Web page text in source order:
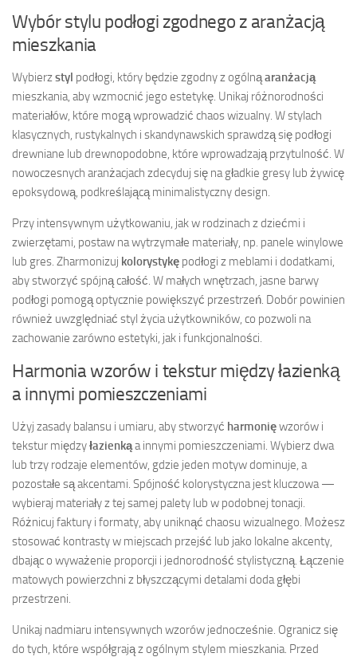
Wybór stylu podłogi zgodnego z aranżacją
mieszkania
Wybierzstyl podłogi, który będzie zgodny z ogólnąaranżacją
mieszkania, aby wzmocnić jego estetykę. Unikaj różnorodności
materiałów, które mogą wprowadzić chaos wizualny. W stylach
klasycznych, rustykalnych i skandynawskich sprawdzą się podłogi
drewniane lub drewnopodobne, które wprowadzają przytulność. W
nowoczesnych aranżacjach zdecyduj się na gładkie gresy lub żywicę
epoksydową, podkreślającą minimalistyczny design.
Przy intensywnym użytkowaniu, jak w rodzinach z dziećmi i
zwierzętami, postaw na wytrzymałe materiały, np. panele winylowe
lub gres. Zharmonizuj kolorystykę podłogi z meblami i dodatkami,
aby stworzyć spójną całość. W małych wnętrzach, jasne barwy
podłogi pomogą optycznie powiększyć przestrzeń. Dobór powinien
również uwzględniać styl życia użytkowników, co pozwoli na
zachowanie zarówno estetyki, jak i funkcjonalności.
Harmonia wzorów i tekstur między łazienką
a innymi pomieszczeniami
Użyj zasady balansu i umiaru, aby stworzyć harmonięwzorów i
tekstur międzyłazienkąa innymi pomieszczeniami. Wybierz dwa
lub trzy rodzaje elementów, gdzie jeden motyw dominuje, a
pozostałe są akcentami. Spójność kolorystyczna jest kluczowa —
wybieraj materiały z tej samej palety lub w podobnej tonacji.
Różnicuj faktury i formaty, aby uniknąć chaosu wizualnego. Możesz
stosować kontrasty w miejscach przejść lub jako lokalne akcenty,
dbając o wyważenie proporcji i jednorodność stylistyczną. Łączenie
matowych powierzchni z błyszczącymi detalami doda głębi
przestrzeni.
Unikaj nadmiaru intensywnych wzorów jednocześnie. Ogranicz się
do tych, które współgrają z ogólnym stylem mieszkania. Przed